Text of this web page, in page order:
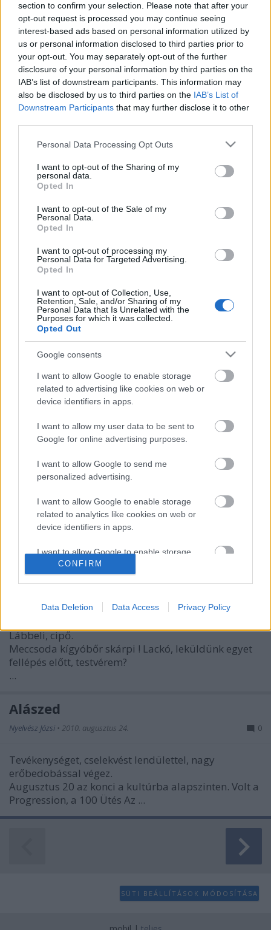
section to confirm your selection. Please note that after your
opt-out request is processed you may continue seeing
interest-based ads based on personal information utilized by
us or personal information disclosed to third parties prior to
your opt-out. You may separately opt-out of the further
disclosure of your personal information by third parties on the
IAB’s list of downstream participants. This information may
also be disclosed by us to third parties on the IAB’s List of
Downstream Participants that may further disclose it to other
Please note that this website/app uses one or more Google
not limited to your visit or usage behaviour. You may click to
grant or deny consent to Google and its third-party tags to
use your data for below specified purposes in below Google
consent section.
Personal Data Processing Opt Outs
I want to opt-out of the Sharing of my
personal data.
Opted In
I want to opt-out of the Sale of my
Personal Data.
Opted In
I want to opt-out of processing my
Personal Data for Targeted Advertising.
Opted In
I want to opt-out of Collection, Use,
Retention, Sale, and/or Sharing of my
Personal Data that Is Unrelated with the
Purposes for which it was collected.
Opted Out
Google consents
I want to allow Google to enable storage
related to advertising like cookies on web or
device identifiers in apps.
I want to allow my user data to be sent to
Google for online advertising purposes.
I want to allow Google to send me
personalized advertising.
I want to allow Google to enable storage
related to analytics like cookies on web or
device identifiers in apps.
I want to allow Google to enable storage
related to functionality of the website or app.
related to personalization.
I want to allow Google to enable storage
related to security, including authentication
functionality and fraud prevention, and other
user protection.
CONFIRM
Data Deletion Data Access Privacy Policy
(Férfi) a partnerével (rendszerint érzelmi kötődés
nélkül, közönséges, durva módon) orális szexet
végeztet, közösül.
Hallom, a Pazgyera ...
Szambázik
Nyelvész Józsi•2010. október 22.
mozgással járó tevékenységet, folyamatos jelleggel,
buzgón űz.
caio sonka!!! szar napom volt de ...
Betangásodik
Nyelvész Józsi•2010. október 18.
Férfi alsónemű, boxeralsó, jellemzően huzamosabb
használat eredményeképpen, túlzott, kényelmetlen
módon a farpofák közé gyűrődik.
- Mhi a ...
Bebútol
Nyelvész Józsi•2010. szeptember 27.
Hosszas, rendszerint ájult, eszméletlen alvásból vagy
erős ittasság, kábítószeres bódulat befejeztével
A kesztölci maffia
Nyelvész Józsi•2010. szeptember 02.
Feladó: Kara Feree <horrorporno@gmail.com>
Címzett: Adamcsik Tamás
Elküldve: 2010. június 28. ...
Skárpi
Nyelvész Józsi• 2010. augusztus 30.
Lábbeli, cipő.
Meccsoda kígyóbőr skárpi ! Lackó, leküldünk egyet
fellépés előtt, testvérem?
...
Alászed
Nyelvész Józsi • 2010. augusztus 24. 0
Tevékenységet, cselekvést lendülettel, nagy
erőbedobással végez.
Augusztus 20 az konci a kultúrba alapszinten. Volt a
Progression, a 100 Ütés Az ...
SÜTI BEÁLLÍTÁSOK MÓDOSÍTÁSA